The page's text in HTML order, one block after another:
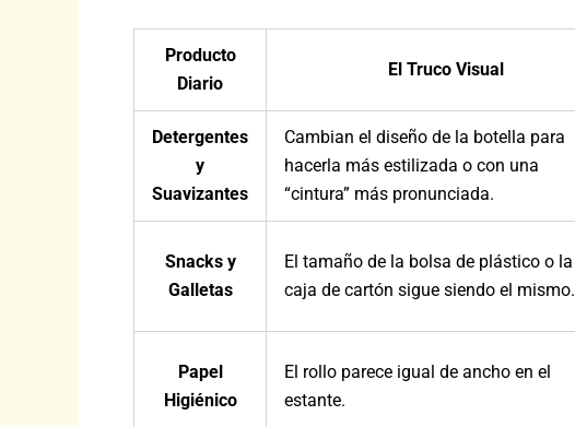
Producto
Diario
El Truco Visual
Detergentes
y
Suavizantes
Cambian el diseño de la botella para
hacerla más estilizada o con una
“cintura” más pronunciada.
Snacks y
Galletas
El tamaño de la bolsa de plástico o la
caja de cartón sigue siendo el mismo.
Papel
Higiénico
El rollo parece igual de ancho en el
estante.